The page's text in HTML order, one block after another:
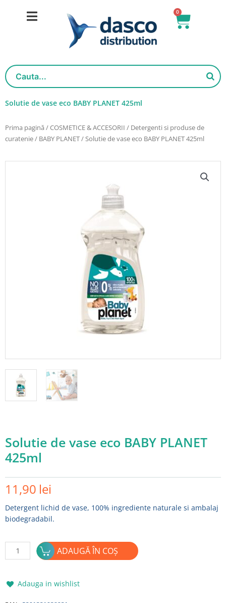
0
Cart
Solutie de vase eco BABY PLANET 425ml
Prima pagină /COSMETICE & ACCESORII / Detergenti si produse de
curatenie/ BABY PLANET/ Solutie de vase eco BABY PLANET 425ml
Solutie de vase eco BABY PLANET
425ml
11,90 lei
Detergent lichid de vase, 100% ingrediente naturale si ambalaj
biodegradabil.
Cantitate
Solutie
vase
ADAUGĂ ÎN COȘ
Adauga in wishlist